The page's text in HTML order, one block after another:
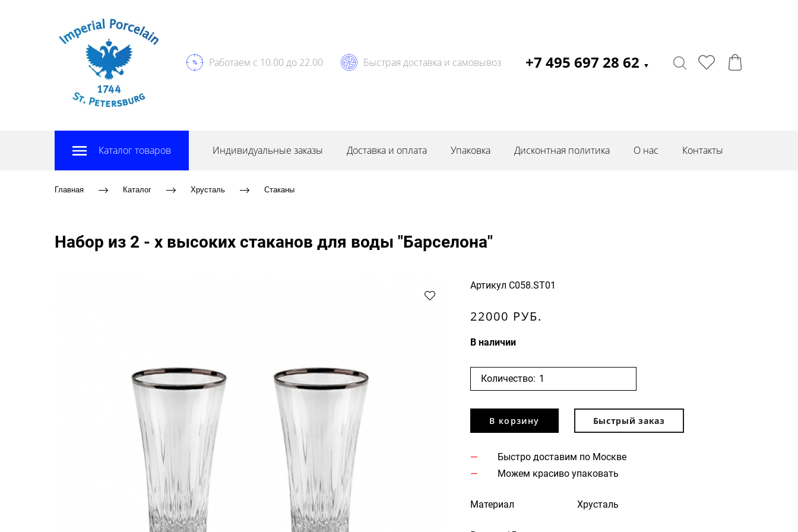
Работаем с 10.00 до 22.00 Быстрая доставка и самовывоз +7 495 697 28 62 ▼
Каталог товаров Индивидуальные заказы Доставка и оплата Упаковка Дисконтная политика О нас Контакты
Главная Каталог Хрусталь Стаканы
Набор из 2 - х высоких стаканов для воды "Барселона"
Артикул C058.ST01
22000 РУБ.
В наличии
Количество:
В корзину Быстрый заказ
Быстро доставим по Москве
Можем красиво упаковать
Материал Хрусталь